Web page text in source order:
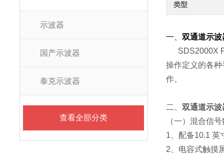
示波器
国产示波器
泰克示波器
查看全部分类
类型
一、双通道示
SDS2000X
操作定义的各
作。
二、双通道示
（一）混合信
1、配备10.1 英
2、电容式触摸